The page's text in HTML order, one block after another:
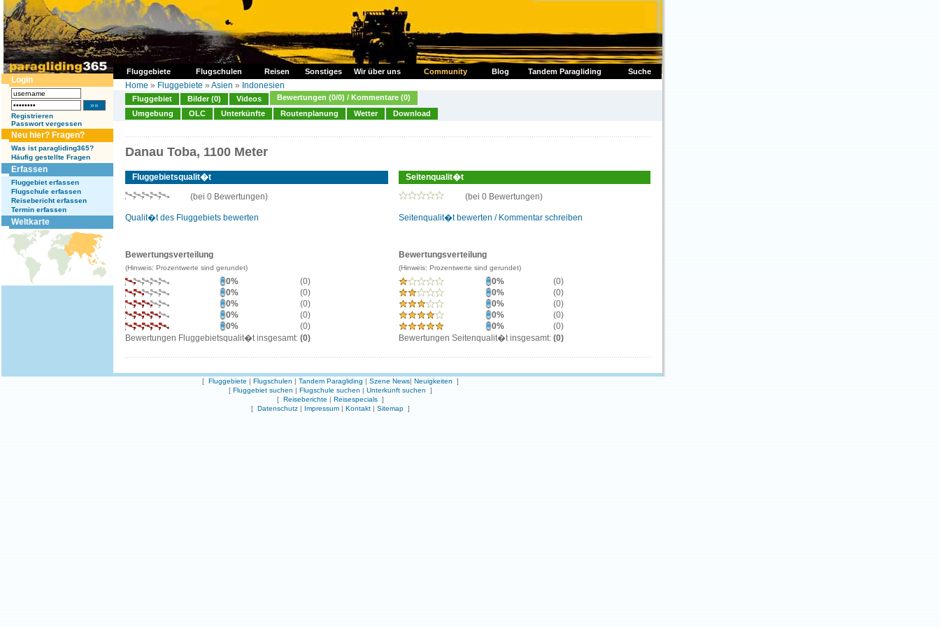
Fluggebiete Flugschulen Reisen Sonstiges Wir über uns Suche
Community Blog Tandem Paragliding
Login
Registrieren
Passwort vergessen
Neu hier? Fragen?
Was ist paragliding365?
Häufig gestellte Fragen
Erfassen
Fluggebiet erfassen
Flugschule erfassen
Reisebericht erfassen
Termin erfassen
Weltkarte
Home » Fluggebiete » Asien » Indonesien
Fluggebiet Bilder (0) Videos
Bewertungen (0/0) / Kommentare (0)
Umgebung
OLC Unterkünfte Routenplanung Wetter Download
Danau Toba, 1100 Meter
Fluggebietsqualit�t
(bei 0 Bewertungen)
Qualit�t des Fluggebiets bewerten
Bewertungsverteilung
(Hinweis: Prozentwerte sind gerundet)
0%
(0)
0%
(0)
0%
(0)
0%
(0)
0%
(0)
Bewertungen Fluggebietsqualit�t insgesamt: (0)
Seitenqualit�t
(bei 0 Bewertungen)
Seitenqualit�t bewerten / Kommentar schreiben
Bewertungsverteilung
(Hinweis: Prozentwerte sind gerundet)
0%
(0)
0%
(0)
0%
(0)
0%
(0)
0%
(0)
Bewertungen Seitenqualit�t insgesamt: (0)
[ Fluggebiete | Flugschulen | Tandem Paragliding | Szene News| Neuigkeiten ]
[ Fluggebiet suchen | Flugschule suchen | Unterkunft suchen ]
[ Reiseberichte | Reisespecials ]
[ Datenschutz | Impressum | Kontakt | Sitemap ]